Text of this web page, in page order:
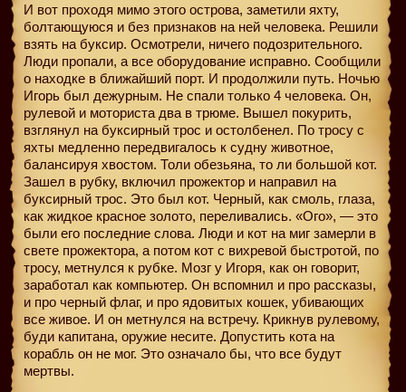
И вот проходя мимо этого острова, заметили яхту,
болтающуюся и без признаков на ней человека. Решили
взять на буксир. Осмотрели, ничего подозрительного.
Люди пропали, а все оборудование исправно. Сообщили
о находке в ближайший порт. И продолжили путь. Ночью
Игорь был дежурным. Не спали только 4 человека. Он,
рулевой и моториста два в трюме. Вышел покурить,
взглянул на буксирный трос и остолбенел. По тросу с
яхты медленно передвигалось к судну животное,
балансируя хвостом. Толи обезьяна, то ли большой кот.
Зашел в рубку, включил прожектор и направил на
буксирный трос. Это был кот. Черный, как смоль, глаза,
как жидкое красное золото, переливались. «Ого», — это
были его последние слова. Люди и кот на миг замерли в
свете прожектора, а потом кот с вихревой быстротой, по
тросу, метнулся к рубке. Мозг у Игоря, как он говорит,
заработал как компьютер. Он вспомнил и про рассказы,
и про черный флаг, и про ядовитых кошек, убивающих
все живое. И он метнулся на встречу. Крикнув рулевому,
буди капитана, оружие несите. Допустить кота на
корабль он не мог. Это означало бы, что все будут
мертвы.